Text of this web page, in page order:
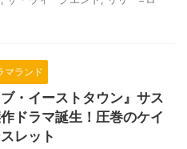
マランド
ブ・イーストタウン』サス
ドラマ誕生！圧巻のケイ
レット